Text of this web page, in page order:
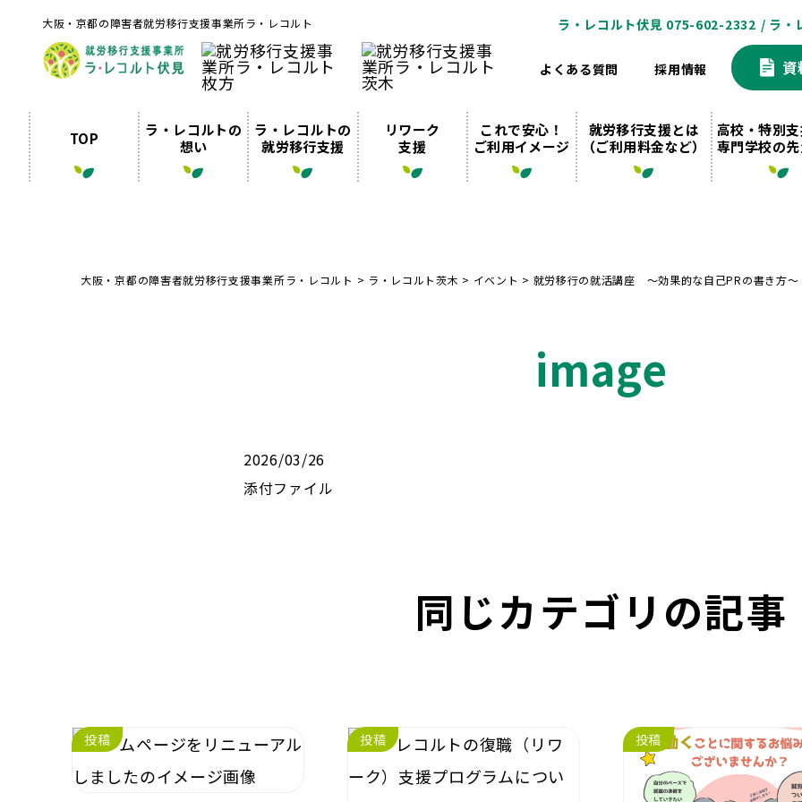
大阪・京都の障害者就労移行支援事業所ラ・レコルト ラ・レコルト伏見 075-602-2332 / ラ・
よくある質問 採用情報 資
TOP
ラ・レコルトの
想い
ラ・レコルトの
就労移行支援
リワーク
支援
これで安心！
ご利用イメージ
就労移行支援とは
（ご利用料金など）
高校・特別
専門学校の
大阪・京都の障害者就労移行支援事業所ラ・レコルト > ラ・レコルト茨木 > イベント > 就労移行の就活講座 〜効果的な自己PRの書き方〜
image
2026/03/26
添付ファイル
同じカテゴリの記事
投稿 投稿 投稿